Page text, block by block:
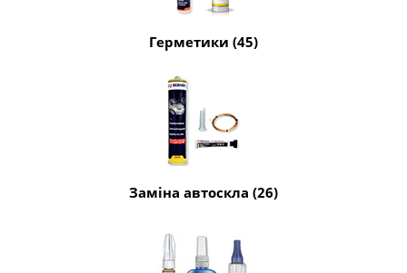
Герметики (45)
Заміна автоскла (26)